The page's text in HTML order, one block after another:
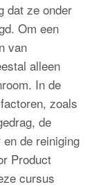
dat ze onder
Om een
van
alleen
In de
zoals
de
de reiniging
Product
cursus